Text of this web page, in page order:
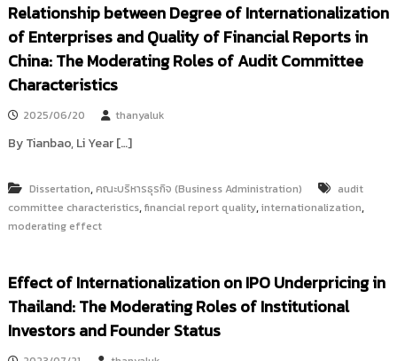
e
a
r
c
h
e
o
s
i
o
r
y
:
ท
ค
โ
น
โ
ล
ร
า
ช
ง
ค
ธั
รี
Relationship between Degree of Internationalization
of Enterprises and Quality of Financial Reports in
China: The Moderating Roles of Audit Committee
Characteristics
2025/06/20 thanyaluk
By Tianbao, Li Year […]
Dissertation,คณะบริหารธุรกิจ (Business Administration)
audit
committee characteristics,financial report quality,internationalization,
moderating effect
Effect of Internationalization on IPO Underpricing in
Thailand: The Moderating Roles of Institutional
Investors and Founder Status